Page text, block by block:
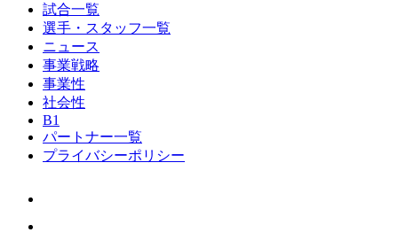
試合一覧
選手・スタッフ一覧
ニュース
事業戦略
事業性
社会性
B1
パートナー一覧
プライバシーポリシー